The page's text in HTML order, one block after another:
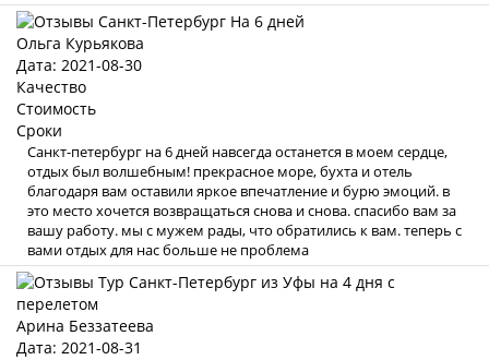
Ольга Курьякова
Дата: 2021-08-30
Качество
Стоимость
Сроки
Санкт-петербург на 6 дней навсегда останется в моем сердце,
отдых был волшебным! прекрасное море, бухта и отель
благодаря вам оставили яркое впечатление и бурю эмоций. в
это место хочется возвращаться снова и снова. спасибо вам за
вашу работу. мы с мужем рады, что обратились к вам. теперь с
вами отдых для нас больше не проблема
Арина Беззатеева
Дата: 2021-08-31